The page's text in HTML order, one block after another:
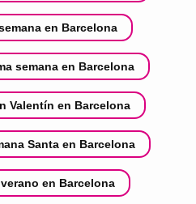
en Barcelona
semana en Barcelona
Valentín en Barcelona
Santa en Barcelona
en Barcelona